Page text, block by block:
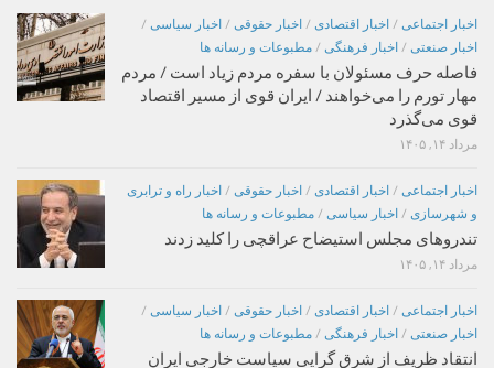
اخبار اجتماعی / اخبار اقتصادی / اخبار حقوقی / اخبار سیاسی /
اخبار صنعتی / اخبار فرهنگی / مطبوعات و رسانه ها
فاصله حرف مسئولان با سفره مردم زیاد است / مردم
مهار تورم را می‌خواهند / ایران قوی از مسیر اقتصاد
قوی می‌گذرد
مرداد ۱۴, ۱۴۰۵
اخبار اجتماعی / اخبار اقتصادی / اخبار حقوقی / اخبار راه و ترابری
و شهرسازی / اخبار سیاسی / مطبوعات و رسانه ها
تندروهای مجلس استیضاح عراقچی را کلید زدند
مرداد ۱۴, ۱۴۰۵
اخبار اجتماعی / اخبار اقتصادی / اخبار حقوقی / اخبار سیاسی /
اخبار صنعتی / اخبار فرهنگی / مطبوعات و رسانه ها
انتقاد ظریف از شرق گرایی سیاست خارجی ایران